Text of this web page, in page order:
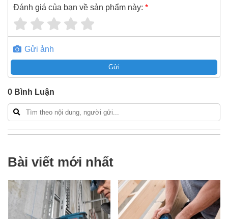
Đánh giá của bạn về sản phẩm này: *
Gửi ảnh
Gửi
0 Bình Luận
Bài viết mới nhất